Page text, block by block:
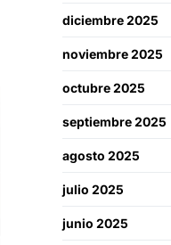
diciembre 2025
noviembre 2025
octubre 2025
septiembre 2025
agosto 2025
julio 2025
junio 2025